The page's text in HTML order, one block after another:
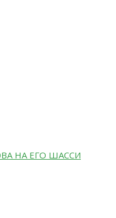
НА ЕГО ШАССИ